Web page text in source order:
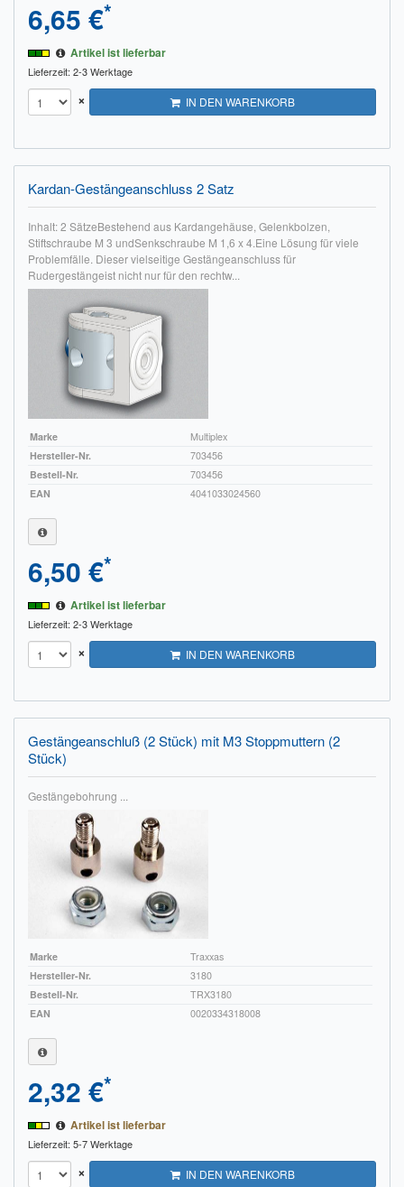
6,65 €*
Artikel ist lieferbar
Lieferzeit: 2-3 Werktage
× IN DEN WARENKORB
Kardan-Gestängeanschluss 2 Satz
Inhalt: 2 SätzeBestehend aus Kardangehäuse, Gelenkbolzen,
Stiftschraube M 3 undSenkschraube M 1,6 x 4.Eine Lösung für viele
Problemfälle. Dieser vielseitige Gestängeanschluss für
Rudergestängeist nicht nur für den rechtw...
Marke
Multiplex
Hersteller-Nr.
703456
Bestell-Nr.
703456
EAN
4041033024560
6,50 €*
Artikel ist lieferbar
Lieferzeit: 2-3 Werktage
× IN DEN WARENKORB
Gestängeanschluß (2 Stück) mit M3 Stoppmuttern (2
Stück)
Gestängebohrung ...
Marke
Traxxas
Hersteller-Nr.
3180
Bestell-Nr.
TRX3180
EAN
0020334318008
2,32 €*
Artikel ist lieferbar
Lieferzeit: 5-7 Werktage
× IN DEN WARENKORB